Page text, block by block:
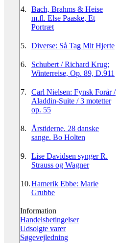
4.
Bach, Brahms & Heise
m.fl. Else Paaske, Et
Portræt
5. Diverse: Så Tag Mit Hjerte
6.
Schubert / Richard Krug:
Winterreise, Op. 89, D.911
7.
Carl Nielsen: Fynsk Forår /
Aladdin-Suite / 3 motetter
op. 55
8.
Årstiderne. 28 danske
sange. Bo Holten
9.
Lise Davidsen synger R.
Strauss og Wagner
10.Hamerik Ebbe: Marie
Grubbe
Information
Handelsbetingelser
Udsolgte varer
Søgevejledning